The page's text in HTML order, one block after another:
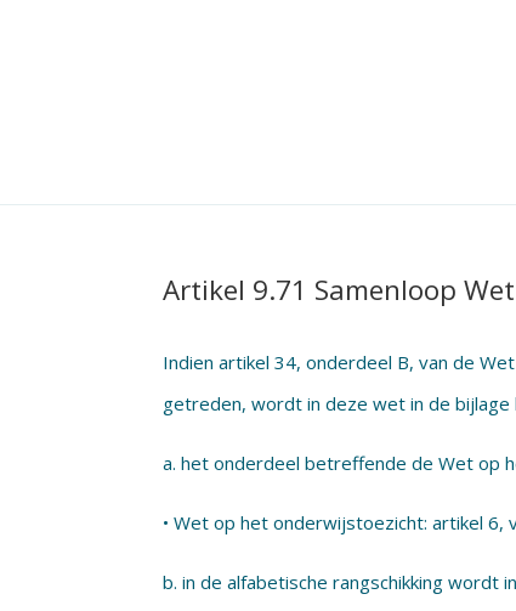
Artikel 9.71 Samenloop
Indien artikel 34, onderdeel B, van de
getreden, wordt in deze wet in de
a. het onderdeel betreffende de Wet op
• Wet op het onderwijstoezicht: artikel 6,
b. in de alfabetische rangschikking wordt